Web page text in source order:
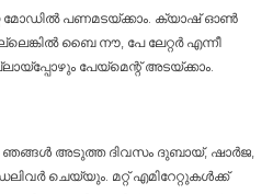
മോഡിൽ പണമടയ്ക്കാം. ക്യാഷ് ഓൺ
ബൈ നൗ, പേ ലേറ്റർ എന്നീ
പേയ്‌മെന്റ് അടയ്ക്കാം.
അടുത്ത ദിവസം ദുബായ്, ഷാർജ,
ചെയ്യും. മറ്റ് എമിറേറ്റുകൾക്ക്